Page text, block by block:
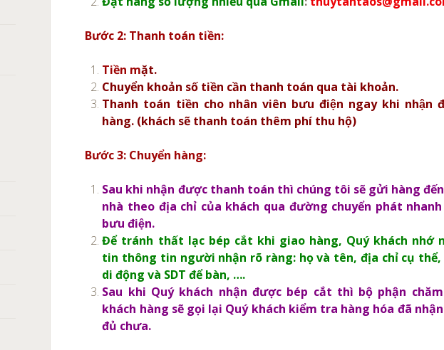
Bước 2: Thanh toán tiền:
Tiền mặt.
Chuyển khoản số tiền cần thanh toán qua tài khoản.
Thanh toán tiền cho nhân viên bưu điện ngay khi nhận
hàng. (khách sẽ thanh toán thêm phí thu hộ)
Bước 3: Chuyển hàng:
Sau khi nhận được thanh toán thì chúng tôi sẽ gửi hàng
nhà theo địa chỉ của khách qua đường chuyển phát
bưu điện.
Để tránh thất lạc bép cắt khi giao hàng, Quý khách nhớ
tin thông tin người nhận rõ ràng: họ và tên, địa chỉ cụ thể,
di động và SDT để bàn, ….
Sau khi Quý khách nhận được bép cắt thì bộ phận
khách hàng sẽ gọi lại Quý khách kiểm tra hàng hóa đã
đủ chưa.